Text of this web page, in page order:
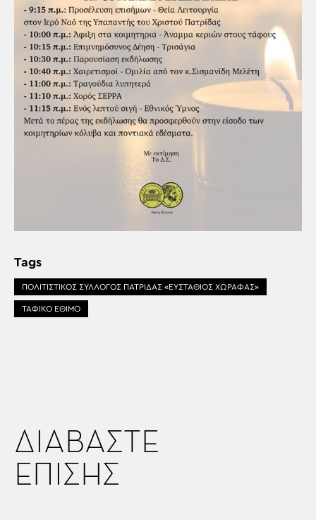
Tags
ΠΟΛΙΤΙΣΤΙΚΟΣ ΣΥΛΛΟΓΟΣ ΠΑΤΡΙΔΑΣ «ΕΥΣΤΑΘΙΟΣ ΧΩΡΑΦΑΣ»
ΤΑΦΙΚΟ ΕΘΙΜΟ
ΔΙΑΒΑΣΤΕ
ΕΠΙΣΗΣ